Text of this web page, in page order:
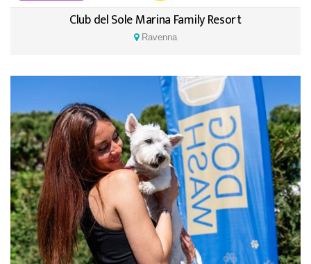
Club del Sole Marina Family Resort
Ravenna